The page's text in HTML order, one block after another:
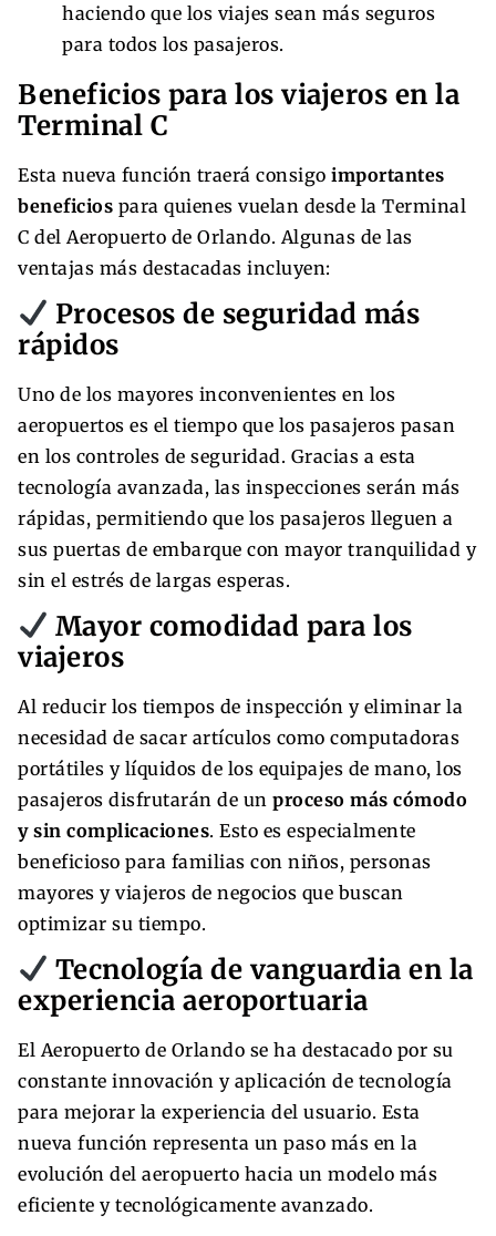
haciendo que los viajes sean más seguros
para todos los pasajeros.
Beneficios para los viajeros en la
Terminal C
Esta nueva función traerá consigo importantes
beneficios para quienes vuelan desde la Terminal
C del Aeropuerto de Orlando. Algunas de las
ventajas más destacadas incluyen:
Procesos de seguridad más
rápidos
Uno de los mayores inconvenientes en los
aeropuertos es el tiempo que los pasajeros pasan
en los controles de seguridad. Gracias a esta
tecnología avanzada, las inspecciones serán más
rápidas, permitiendo que los pasajeros lleguen a
sus puertas de embarque con mayor tranquilidad y
sin el estrés de largas esperas.
Mayor comodidad para los
viajeros
Al reducir los tiempos de inspección y eliminar la
necesidad de sacar artículos como computadoras
portátiles y líquidos de los equipajes de mano, los
pasajeros disfrutarán de un proceso más cómodo
y sin complicaciones. Esto es especialmente
beneficioso para familias con niños, personas
mayores y viajeros de negocios que buscan
optimizar su tiempo.
Tecnología de vanguardia en la
experiencia aeroportuaria
El Aeropuerto de Orlando se ha destacado por su
constante innovación y aplicación de tecnología
para mejorar la experiencia del usuario. Esta
nueva función representa un paso más en la
evolución del aeropuerto hacia un modelo más
eficiente y tecnológicamente avanzado.